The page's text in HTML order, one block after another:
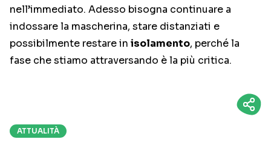
nell’immediato. Adesso bisogna continuare a
indossare la mascherina, stare distanziati e
possibilmente restare in isolamento, perché la
fase che stiamo attraversando è la più critica.
ATTUALITÀ